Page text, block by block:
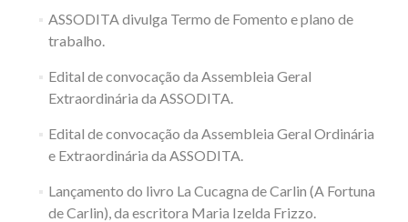
ASSODITA divulga Termo de Fomento e plano de
trabalho.
Edital de convocação da Assembleia Geral
Extraordinária da ASSODITA.
Edital de convocação da Assembleia Geral Ordinária
e Extraordinária da ASSODITA.
Lançamento do livro La Cucagna de Carlin (A Fortuna
de Carlin), da escritora Maria Izelda Frizzo.